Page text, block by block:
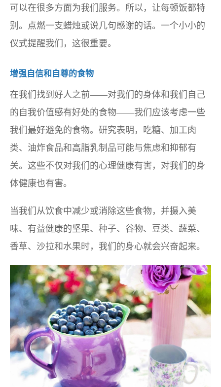
可以在很多方面为我们服务。所以，让每顿饭都特
别。点燃一支蜡烛或说几句感谢的话。一个小小的
仪式提醒我们，这很重要。
增强自信和自尊的食物
在我们找到好人之前——对我们的身体和我们自己
的自我价值感有好处的食物——我们应该考虑一些
我们最好避免的食物。研究表明，吃糖、加工肉
类、油炸食品和高脂乳制品可能与焦虑和抑郁有
关。这些不仅对我们的心理健康有害，对我们的身
体健康也有害。
当我们从饮食中减少或消除这些食物，并摄入美
味、有益健康的坚果、种子、谷物、豆类、蔬菜、
香草、沙拉和水果时，我们的身心就会兴奋起来。